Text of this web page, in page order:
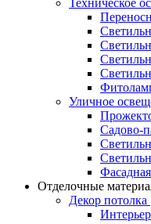
Уличное
Садово-
Отделочные
Декор потолка